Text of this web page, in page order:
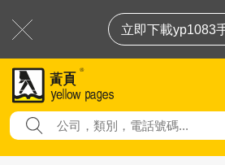
立即下載yp1083